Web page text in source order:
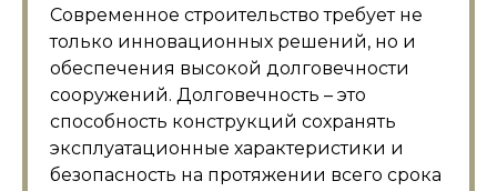
Современное строительство требует не
только инновационных решений, но и
обеспечения высокой долговечности
сооружений. Долговечность – это
способность конструкций сохранять
эксплуатационные характеристики и
безопасность на протяжении всего срока